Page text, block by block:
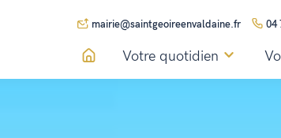
mairie@saintgeoireenvaldaine.fr 04
Votre quotidien